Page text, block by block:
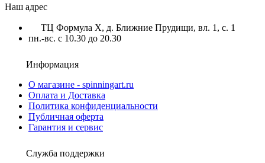
Наш адрес
ТЦ Формула X, д. Ближние Прудищи, вл. 1, с. 1
пн.-вс. с 10.30 до 20.30
Информация
О магазине - spinningart.ru
Оплата и Доставка
Политика конфиденциальности
Публичная оферта
Гарантия и сервис
Служба поддержки